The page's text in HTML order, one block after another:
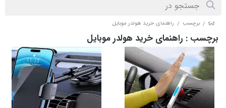
/ برچسب / راهنمای خرید هولدر موبایل
برچسب : راهنمای خرید هولدر موبایل